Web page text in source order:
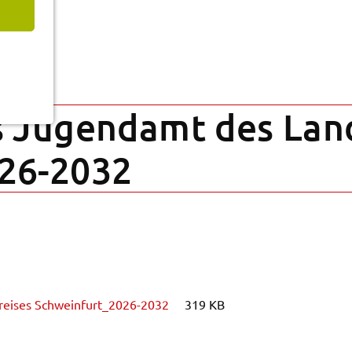
des
2032
Schwein­fur­t_2026-2032 319 KB